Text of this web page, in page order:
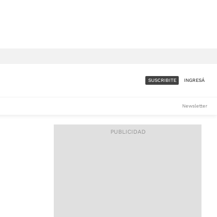
ACCESO FULL - $1.800/MES
SUSCRIBITE INGRESÁ
Newsletter